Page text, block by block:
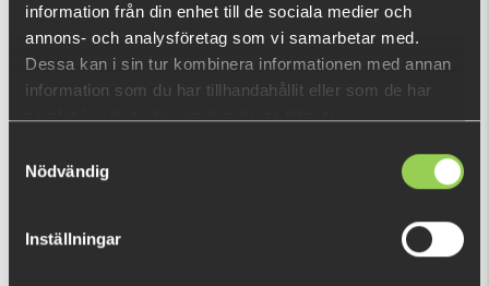
information från din enhet till de sociala medier och
annons- och analysföretag som vi samarbetar med.
Dessa kan i sin tur kombinera informationen med annan
information som du har tillhandahållit eller som de har
samlat in när du har använt deras tjänster.
Nödvändig
Inställningar
Perfekt att använda på en Wacky rig.
Den flytande och väldigt hållbara jiggen gör att du kan sätta
fast kroken i betet utan att slita ut det. Tentaklerna
Wacky eller dopshot rigg. Tentakler bidrar till en speciell
VISA MER